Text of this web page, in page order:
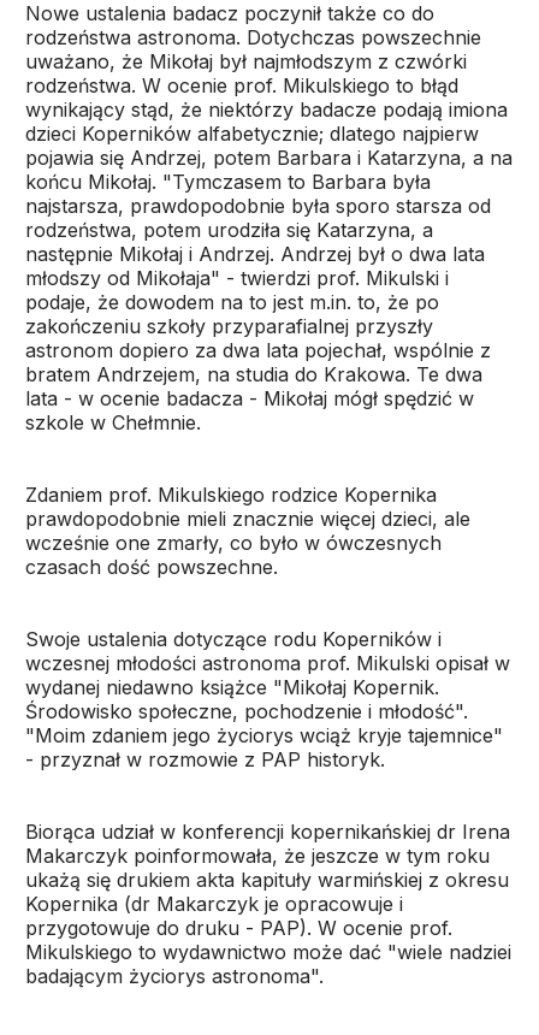
Nowe ustalenia badacz poczynił także co do
rodzeństwa astronoma. Dotychczas powszechnie
uważano, że Mikołaj był najmłodszym z czwórki
rodzeństwa. W ocenie prof. Mikulskiego to błąd
wynikający stąd, że niektórzy badacze podają imiona
dzieci Koperników alfabetycznie; dlatego najpierw
pojawia się Andrzej, potem Barbara i Katarzyna, a na
końcu Mikołaj. "Tymczasem to Barbara była
najstarsza, prawdopodobnie była sporo starsza od
rodzeństwa, potem urodziła się Katarzyna, a
następnie Mikołaj i Andrzej. Andrzej był o dwa lata
młodszy od Mikołaja" - twierdzi prof. Mikulski i
podaje, że dowodem na to jest m.in. to, że po
zakończeniu szkoły przyparafialnej przyszły
astronom dopiero za dwa lata pojechał, wspólnie z
bratem Andrzejem, na studia do Krakowa. Te dwa
lata - w ocenie badacza - Mikołaj mógł spędzić w
szkole w Chełmnie.
Zdaniem prof. Mikulskiego rodzice Kopernika
prawdopodobnie mieli znacznie więcej dzieci, ale
wcześnie one zmarły, co było w ówczesnych
czasach dość powszechne.
Swoje ustalenia dotyczące rodu Koperników i
wczesnej młodości astronoma prof. Mikulski opisał w
wydanej niedawno książce "Mikołaj Kopernik.
Środowisko społeczne, pochodzenie i młodość".
"Moim zdaniem jego życiorys wciąż kryje tajemnice"
- przyznał w rozmowie z PAP historyk.
Biorąca udział w konferencji kopernikańskiej dr Irena
Makarczyk poinformowała, że jeszcze w tym roku
ukażą się drukiem akta kapituły warmińskiej z okresu
Kopernika (dr Makarczyk je opracowuje i
przygotowuje do druku - PAP). W ocenie prof.
Mikulskiego to wydawnictwo może dać "wiele nadziei
badającym życiorys astronoma".